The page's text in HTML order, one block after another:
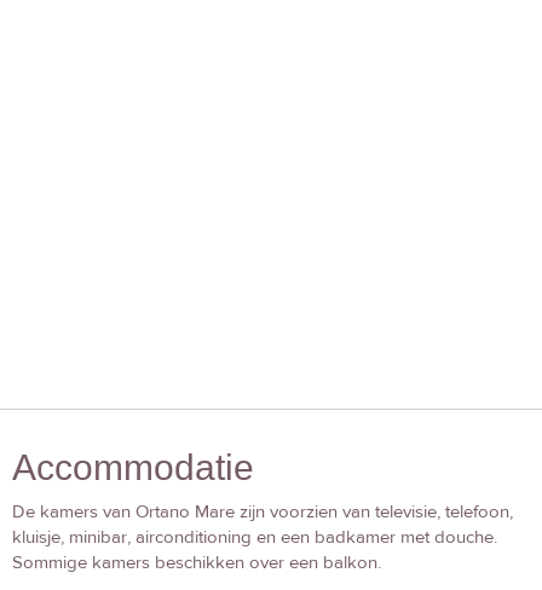
Accommodatie
De kamers van Ortano Mare zijn voorzien van televisie, telefoon,
kluisje, minibar, airconditioning en een badkamer met douche.
Sommige kamers beschikken over een balkon.